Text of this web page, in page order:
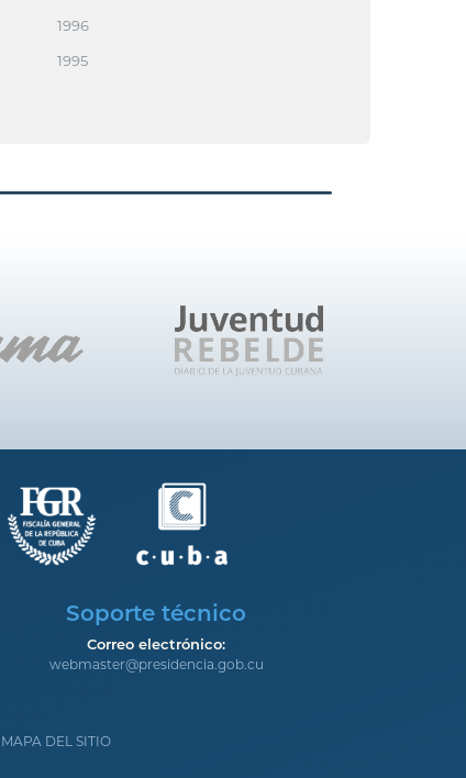
1996
1995
Soporte técnico
Correo electrónico:
webmaster@presidencia.gob.cu
MAPA DEL SITIO